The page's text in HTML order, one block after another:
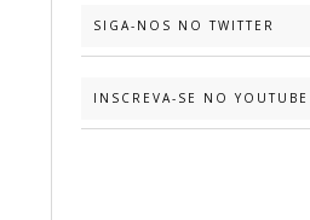
SIGA-NOS NO TWITTER
INSCREVA-SE NO YOUTUBE